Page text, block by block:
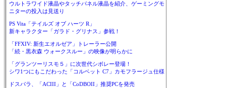
ウルトラワイド液晶やタッチパネル液晶を紹介、ゲーミングモ
ニターの投入は見送り
PS Vita「テイルズ オブ ハーツ R」
新キャラクター「ガラド・グリナス」参戦！
「FFXIV: 新生エオルゼア」トレーラー公開
「続・黒衣森 ウォークスルー」の映像が明らかに
「グランツーリスモ５」に次世代シボレー登場！
シワ1つにもこだわった「コルベット C7」カモフラージュ仕様
ドスパラ、「ACIII」と「CoDBOII」推奨PCを発売